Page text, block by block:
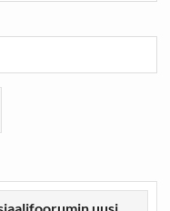
uusi